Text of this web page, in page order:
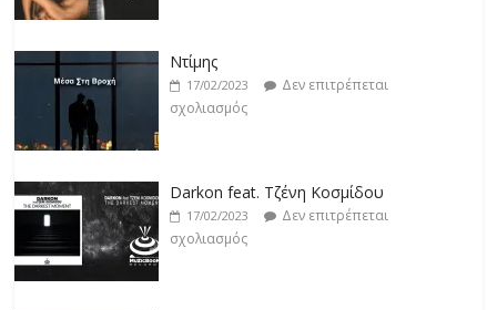
Darkon feat. Τζένη Κοσμίδου
17/02/2023
Δεν επιτρέπεται
σχολιασμός
Νεκτάριος Μαλλάς
17/02/2023
Δεν επιτρέπεται
σχολιασμός